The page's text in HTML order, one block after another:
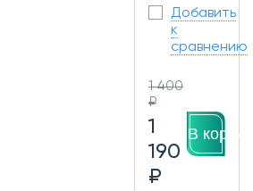
Добавить
к
сравнению
1 400
₽
1
190
₽
В